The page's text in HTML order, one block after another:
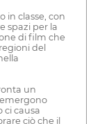
in classe, con
spazi per la
di film che
del
un
ci causa
ciò che il